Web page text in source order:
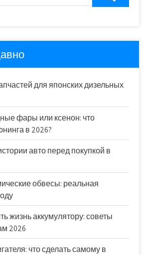
для японских дизельных
фары или ксенон: что
в 2026?
авто перед покупкой в
обвесы: реальная
жизнь аккумулятору: советы
2026
что сделать самому в